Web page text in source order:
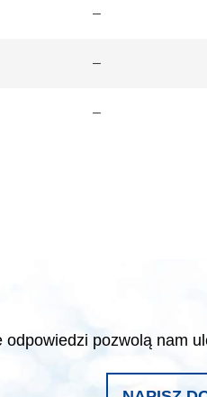
–
–
–
odpowiedzi pozwolą nam